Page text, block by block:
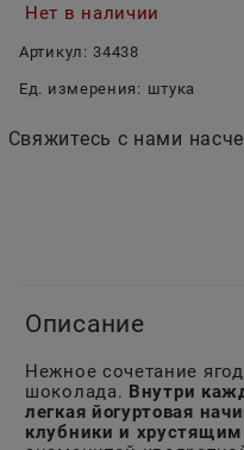
Нет в наличии
Артикул: 34438
Ед. измерения: штука
Свяжитесь с нами
Описание
Нежное сочетание
шоколада. Внутри
легкая йогуртовая
клубники и